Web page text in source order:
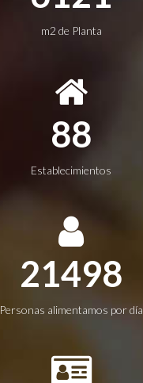
m2 de Planta
94
Establecimientos
22942
Personas alimentamos por día